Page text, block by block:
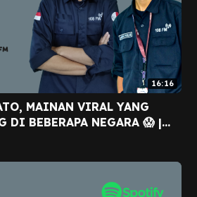
16:16
MAINAN VIRAL YANG
DI BEBERAPA NEGARA 😱 |